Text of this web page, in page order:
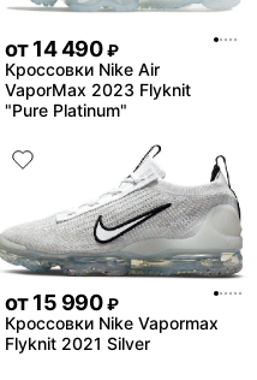
от14 490 ₽
Кроссовки Nike Air
VaporMax 2023 Flyknit
"Pure Platinum"
от15 990 ₽
Кроссовки Nike Vapormax
Flyknit 2021 Silver